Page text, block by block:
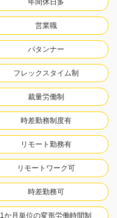
年間休日多
営業職
パタンナー
フレックスタイム制
裁量労働制
時差勤務制度有
リモート勤務有
リモートワーク可
時差勤務可
1か月単位の変形労働時間制